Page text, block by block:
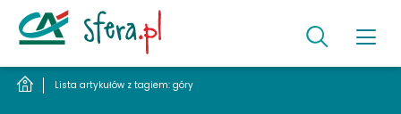
Lista artykułów z tagiem: góry